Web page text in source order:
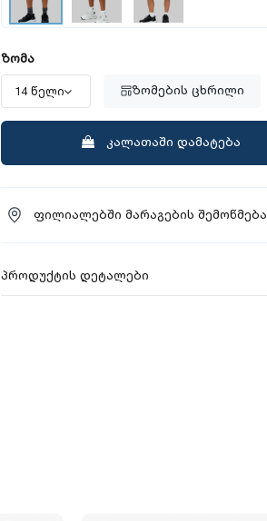
ზომა
ზომების ცხრილი
კალათაში დამატება
ფილიალებში მარაგების შემოწმება
პროდუქტის დეტალები